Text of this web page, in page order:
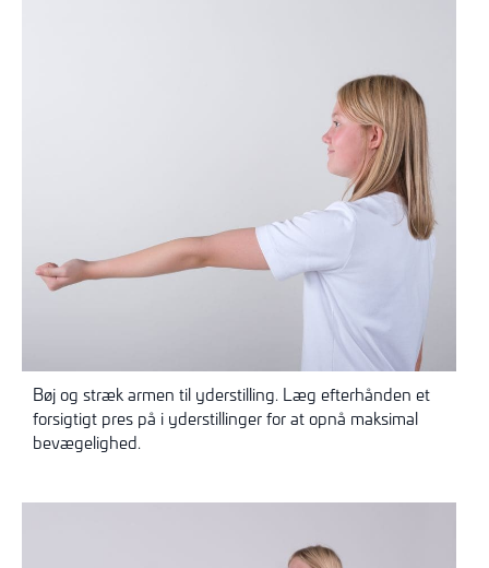
Bøj og stræk armen til yderstilling. Læg efterhånden et
forsigtigt pres på i yderstillinger for at opnå maksimal
bevægelighed.